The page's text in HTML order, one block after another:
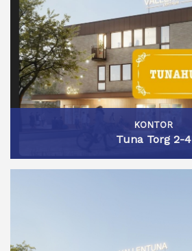
KONTOR
Tuna Torg 2-4